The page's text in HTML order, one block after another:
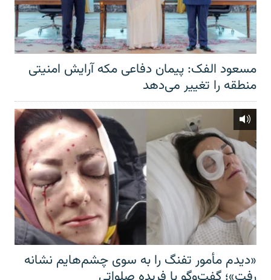
مسعود الفک: پیمان دفاعی مکه آرایش امنیتی
منطقه را تغییر می‌دهد
«دیدم مأمور تفنگ را به سوی چشم‌هایم نشانه